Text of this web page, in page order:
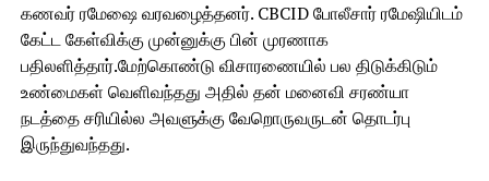
கணவர் ரமேஷை வரவழைத்தனர். CBCID போலீசார் ரமேஷியிடம்
கேட்ட கேள்விக்கு முன்னுக்கு பின் முரணாக
பதிலளித்தார்.மேற்கொண்டு விசாரணையில் பல திடுக்கிடும்
உண்மைகள் வெளிவந்தது அதில் தன் மனைவி சரண்யா
நடத்தை சரியில்ல அவளுக்கு வேறொருவருடன் தொடர்பு
இருந்துவந்தது.